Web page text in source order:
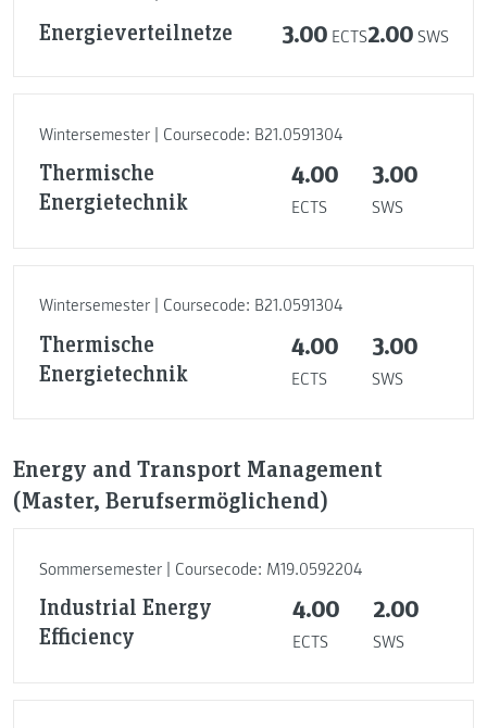
Energieverteilnetze 3.00 ECTS2.00 SWS
Wintersemester | Coursecode: B21.0591304
Thermische
Energietechnik
4.00
ECTS
3.00
SWS
Wintersemester | Coursecode: B21.0591304
Thermische
Energietechnik
4.00
ECTS
3.00
SWS
Energy and Transport Management
(Master, Berufsermöglichend)
Sommersemester | Coursecode: M19.0592204
Industrial Energy
Efficiency
4.00
ECTS
2.00
SWS